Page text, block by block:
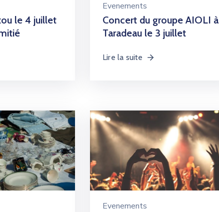
le 4 juillet
Evenements
Concert du groupe AIOLI à
Taradeau le 3 juillet
Lire la suite
Evenements